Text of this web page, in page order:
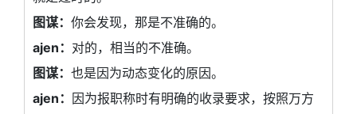
图谋： 你会发现，那是不准确的。
ajen： 对的，相当的不准确。
图谋： 也是因为动态变化的原因。
ajen： 因为报职称时有明确的收录要求，按照万方